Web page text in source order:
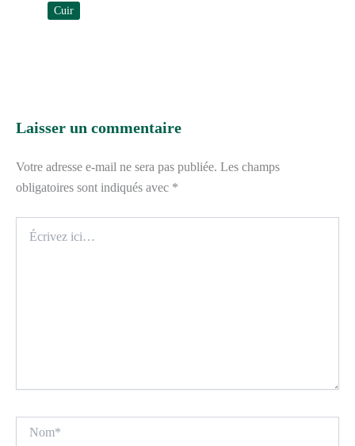
Cuir
Laisser un commentaire
Votre adresse e-mail ne sera pas publiée. Les champs
obligatoires sont indiqués avec *
ici…